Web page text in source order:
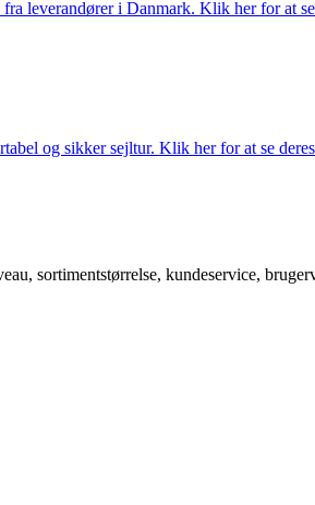
leverandører i Danmark. Klik her for at
og sikker sejltur. Klik her for at se
sortimentstørrelse, kundeservice,